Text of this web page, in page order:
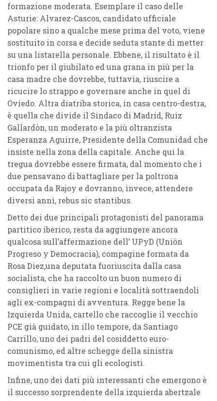
formazione moderata. Esemplare il caso delle
Asturie: Alvarez-Cascos, candidato ufficiale
popolare sino a qualche mese prima del voto, viene
sostituito in corsa e decide seduta stante di metter
su una listarella personale. Ebbene, il risultato è il
trionfo per il giubilato ed una grana in più per la
casa madre che dovrebbe, tuttavia, riuscire a
ricucire lo strappo e governare anche in quel di
Oviedo. Altra diatriba storica, in casa centro-destra,
è quella che divide il Sindaco di Madrid, Ruiz
Gallardòn, un moderato e la più oltranzista
Esperanza Aguirre, Presidente della Comunidad che
insiste nella zona della capitale. Anche qui la
tregua dovrebbe essere firmata, dal momento che i
due pensavano di battagliare per la poltrona
occupata da Rajoy e dovranno, invece, attendere
diversi anni, rebus sic stantibus.
Detto dei due principali protagonisti del panorama
partitico iberico, resta da aggiungere ancora
qualcosa sull’affermazione dell’ UPyD (Uniòn
Progreso y Democracia), compagine formata da
Rosa Diez,una deputata fuoriuscita dalla casa
socialista, che ha raccolto un buon numero di
consiglieri in varie regioni e località sottraendoli
agli ex-compagni di avventura. Regge bene la
Izquierda Unida, cartello che raccoglie il vecchio
PCE già guidato, in illo tempore, da Santiago
Carrillo, uno dei padri del cosiddetto euro-
comunismo, ed altre schegge della sinistra
movimentista tra cui gli ecologisti.
Infine, uno dei dati più interessanti che emergono è
il successo sorprendente della izquierda abertzale